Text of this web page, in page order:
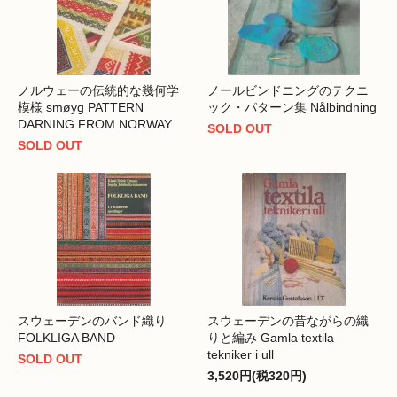
ノルウェーの伝統的な幾何学
模様 smøyg PATTERN
DARNING FROM NORWAY
SOLD OUT
ノールビンドニングのテクニ
ック・パターン集 Nålbindning
SOLD OUT
スウェーデンのバンド織り
FOLKLIGA BAND
SOLD OUT
スウェーデンの昔ながらの織
りと編み Gamla textila
tekniker i ull
3,520円(税320円)